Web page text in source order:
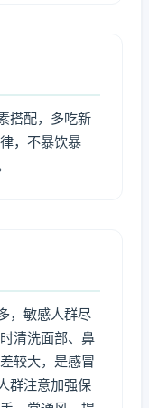
搭配，多吃新
，不暴饮暴
，敏感人群尽
清洗面部、鼻
较大，是感冒
群注意加强保